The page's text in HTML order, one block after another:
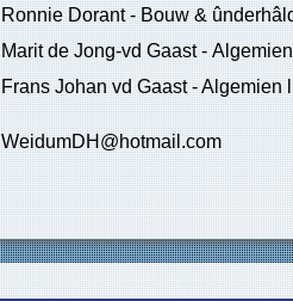
Ronnie Dorant - Bouw &
Marit de Jong-vd Gaast -
Frans Johan vd Gaast - Algemien
WeidumDH@hotmail.com